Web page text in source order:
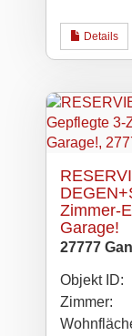
Details
Zimmer-
Garage!
27777
Objekt ID:
Zimmer: